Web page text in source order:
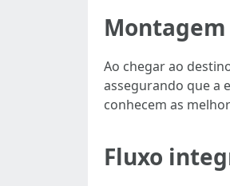
Ao chegar ao
assegurando que a
conhecem as
Fluxo